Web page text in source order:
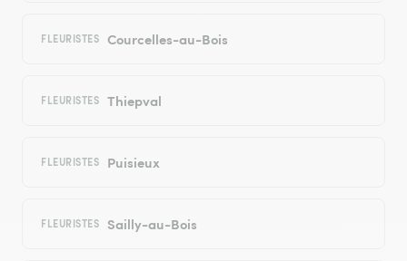
FLEURISTES Courcelles-au-Bois
FLEURISTES Thiepval
FLEURISTES Puisieux
FLEURISTES Sailly-au-Bois